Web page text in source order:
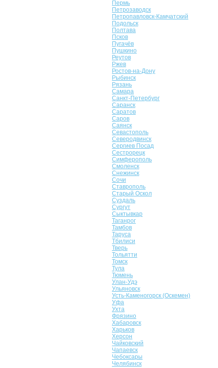
Пермь
Петрозаводск
Петропавловск-Камчатский
Подольск
Полтава
Псков
Пугачёв
Пушкино
Реутов
Ржев
Ростов-на-Дону
Рыбинск
Рязань
Самара
Санкт-Петербург
Саранск
Саратов
Саров
Саянск
Севастополь
Северодвинск
Сергиев Посад
Сестрорецк
Симферополь
Смоленск
Снежинск
Сочи
Ставрополь
Старый Оскол
Суздаль
Сургут
Сыктывкар
Таганрог
Тамбов
Таруса
Тбилиси
Тверь
Тольятти
Томск
Тула
Тюмень
Улан-Удэ
Ульяновск
Усть-Каменогорск (Оскемен)
Уфа
Ухта
Фрязино
Хабаровск
Харьков
Херсон
Чайковский
Чапаевск
Чебоксары
Челябинск